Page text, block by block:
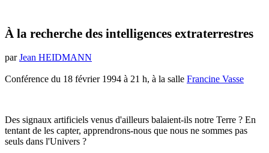
À la recherche des intelligences extraterrestres
parJean HEIDMANN
Conférence du 18 février 1994 à 21 h, à la salle Francine Vasse
Des signaux artificiels venus d'ailleurs balaient-ils notre Terre ? En
tentant de les capter, apprendrons-nous que nous ne sommes pas
seuls dans l'Univers ?